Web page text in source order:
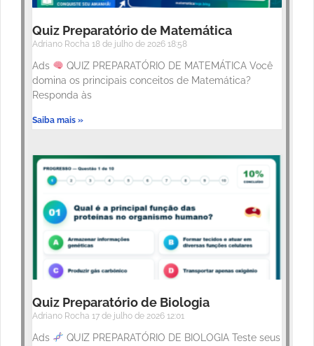
Quiz Preparatório de Matemática
Adriano Rocha 18 de julho de 2026 18:58
Ads
QUIZ PREPARATÓRIO DE MATEMÁTICA Você
domina os principais conceitos de Matemática?
Responda às
Saiba mais »
Quiz Preparatório de Biologia
Adriano Rocha 17 de julho de 2026 12:01
Ads
QUIZ PREPARATÓRIO DE BIOLOGIA Teste seus